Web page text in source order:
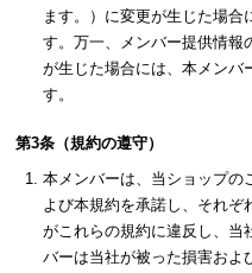
ます。）に変更が生じた場合
す。万一、メンバー提供情報
が生じた場合には、本メンバ
す。
第3条（規約の遵守）
本メンバーは、当ショップの
よび本規約を承諾し、それぞ
がこれらの規約に違反し、当
バーは当社が被った損害およ